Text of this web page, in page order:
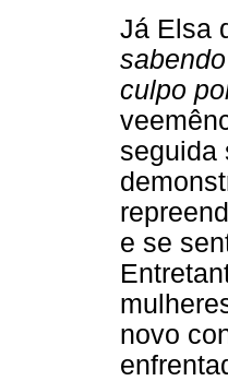
Já Elsa
culpo
seguida
e se
novo